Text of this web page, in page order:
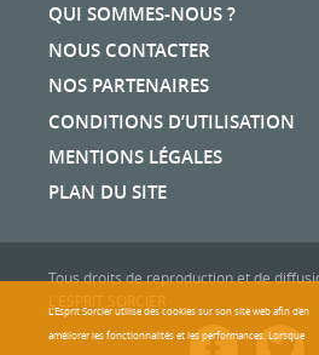
QUI SOMMES-NOUS ?
NOUS CONTACTER
NOS PARTENAIRES
CONDITIONS D’UTILISATION
MENTIONS LÉGALES
PLAN DU SITE
Tous droits de reproduction et de
L'Esprit Sorcier utilise des cookies sur son site web afin d’en
améliorer les fonctionnalités et les performances. Lorsque